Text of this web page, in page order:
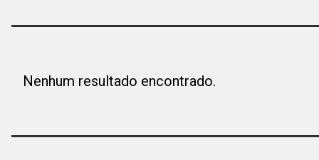
Nenhum resultado encontrado.